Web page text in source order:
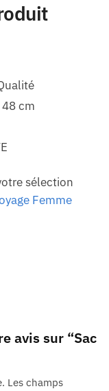
cm
sélection
Femme
avis sur “Sac
Les champs